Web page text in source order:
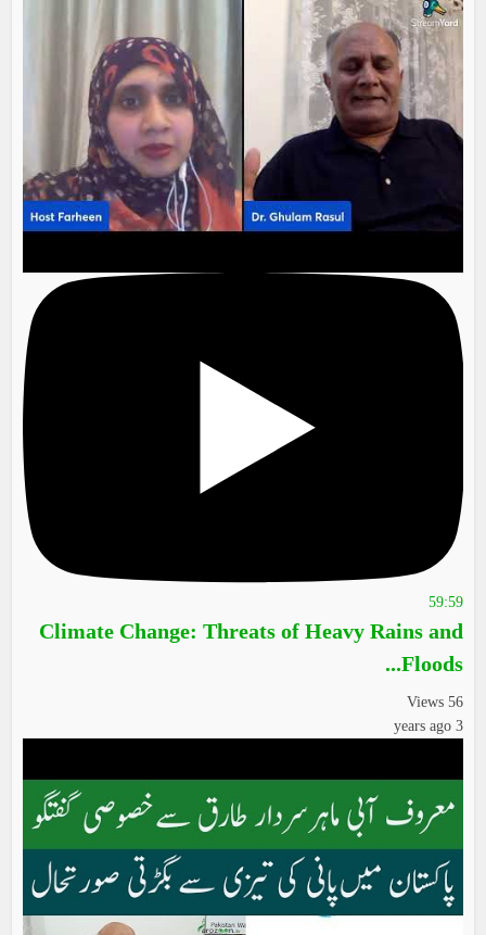
59:59
Climate Change: Threats of Heavy Rains and
Floods...
56 Views
3 years ago